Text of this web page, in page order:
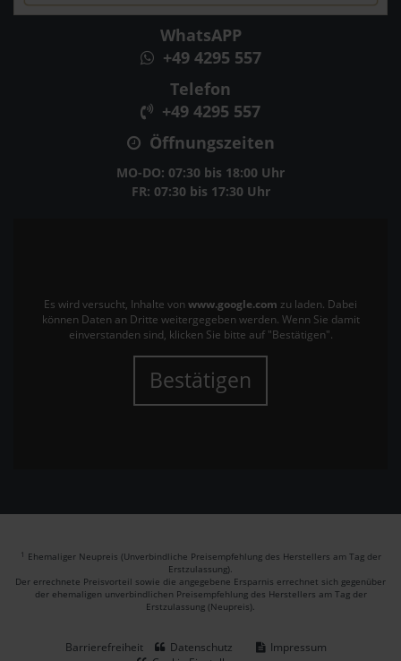
WhatsAPP
+49 4295 557
Telefon
+49 4295 557
Öffnungszeiten
MO-DO: 07:30 bis 18:00 Uhr
FR: 07:30 bis 17:30 Uhr
Es wird versucht, Inhalte von www.google.com zu laden. Dabei
können Daten an Dritte weitergegeben werden. Wenn Sie damit
einverstanden sind, klicken Sie bitte auf "Bestätigen".
Bestätigen
1 Ehemaliger Neupreis (Unverbindliche Preisempfehlung des Herstellers am Tag der
Erstzulassung).
Der errechnete Preisvorteil sowie die angegebene Ersparnis errechnet sich gegenüber
der ehemaligen unverbindlichen Preisempfehlung des Herstellers am Tag der
Erstzulassung (Neupreis).
Barrierefreiheit Datenschutz
Impressum